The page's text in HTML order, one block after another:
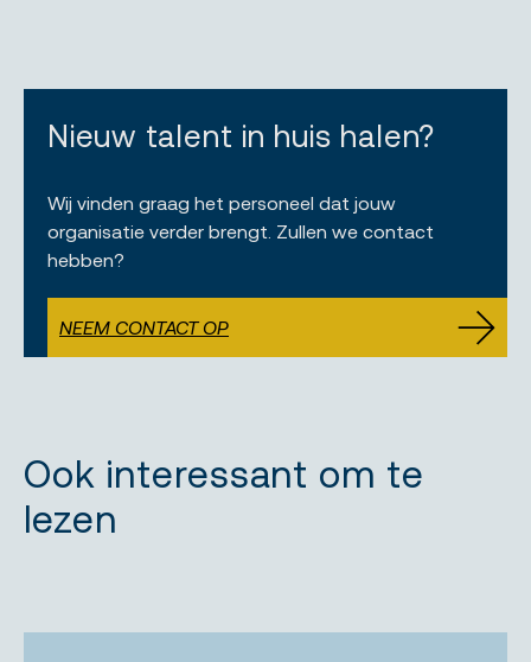
Nieuw talent in huis halen?
Wij vinden graag het personeel dat jouw
organisatie verder brengt. Zullen we contact
hebben?
NEEM CONTACT OP
Ook interessant om te
lezen